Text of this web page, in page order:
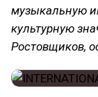
музыкальную
культурную
Ростовщиков,